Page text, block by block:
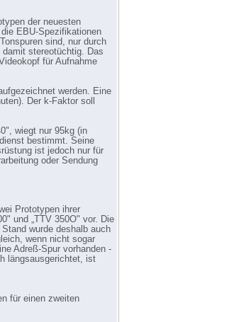
der neuesten
EBU-Spezifikationen
sind, nur durch
stereotüchtig. Das
für Aufnahme
werden. Eine
Der k-Faktor soll
wiegt nur 95kg (in
bestimmt. Seine
ist jedoch nur für
oder Sendung
Prototypen ihrer
und „TTV 350O" vor. Die
wurde deshalb auch
wenn nicht sogar
Adreß-Spur vorhanden -
längsausgerichtet, ist
für einen zweiten